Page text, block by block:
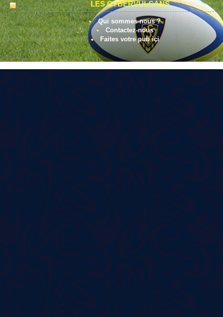
LES CYBERVULCANS
Qui sommes-nous ?
Contactez-nous
Faites votre pub ici